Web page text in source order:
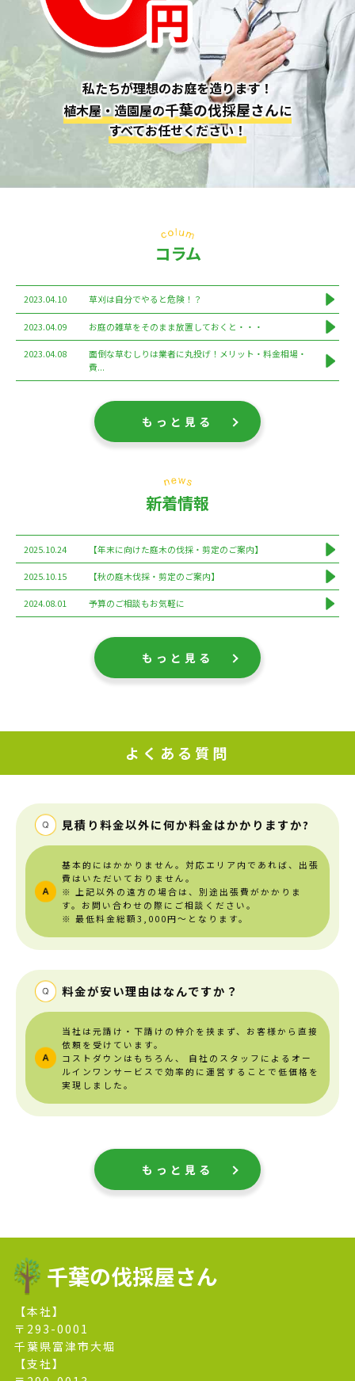
私たちが理想のお庭を造ります！
植木屋・造園屋の千葉の伐採屋さんに
すべてお任せください！
コラム
2023.04.10 草刈は自分でやると危険！？
2023.04.09 お庭の雑草をそのまま放置しておくと・・・
2023.04.08
面倒な草むしりは業者に丸投げ！メリット・料金相場・
費...
もっと見る
新着情報
2025.10.24 【年末に向けた庭木の伐採・剪定のご案内】
2025.10.15 【秋の庭木伐採・剪定のご案内】
2024.08.01 予算のご相談もお気軽に
もっと見る
よくある質問
見積り料金以外に何か料金はかかりますか?
基本的にはかかりません。対応エリア内であれば、出張
費はいただいておりません。
※ 上記以外の遠方の場合は、別途出張費がかかりま
す。お問い合わせの際にご相談ください。
※ 最低料金総額3,000円～となります。
料金が安い理由はなんですか？
当社は元請け・下請けの仲介を挟まず、お客様から直接
依頼を受けています。
コストダウンはもちろん、
自社のスタッフによるオー
ルインワンサービスで効率的に運営することで低価格を
実現しました。
もっと見る
千葉の伐採屋さん
【本社】
〒293-0001
千葉県富津市大堀
【支社】